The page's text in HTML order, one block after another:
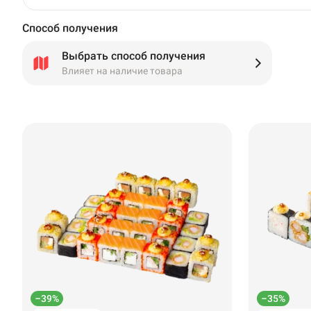
Способ получения
Выбрать способ получения
Влияет на наличие товара
–39% –35%